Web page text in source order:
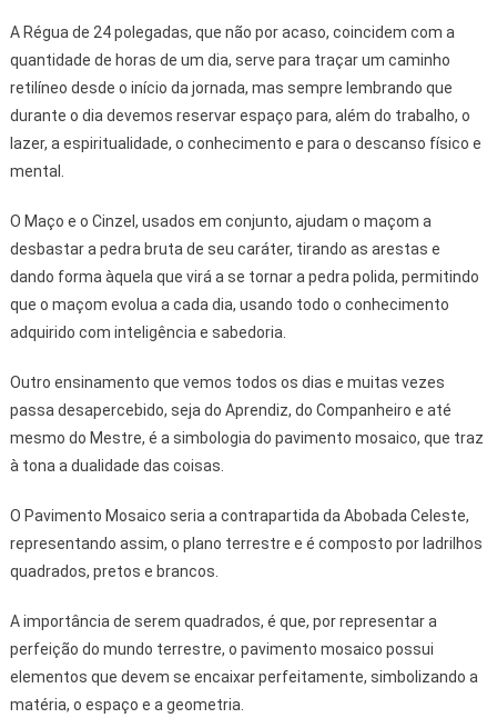
A Régua de 24 polegadas, que não por acaso, coincidem com a
quantidade de horas de um dia, serve para traçar um caminho
retilíneo desde o início da jornada, mas sempre lembrando que
durante o dia devemos reservar espaço para, além do trabalho, o
lazer, a espiritualidade, o conhecimento e para o descanso físico e
mental.
O Maço e o Cinzel, usados em conjunto, ajudam o maçom a
desbastar a pedra bruta de seu caráter, tirando as arestas e
dando forma àquela que virá a se tornar a pedra polida, permitindo
que o maçom evolua a cada dia, usando todo o conhecimento
adquirido com inteligência e sabedoria.
Outro ensinamento que vemos todos os dias e muitas vezes
passa desapercebido, seja do Aprendiz, do Companheiro e até
mesmo do Mestre, é a simbologia do pavimento mosaico, que traz
à tona a dualidade das coisas.
O Pavimento Mosaico seria a contrapartida da Abobada Celeste,
representando assim, o plano terrestre e é composto por ladrilhos
quadrados, pretos e brancos.
A importância de serem quadrados, é que, por representar a
perfeição do mundo terrestre, o pavimento mosaico possui
elementos que devem se encaixar perfeitamente, simbolizando a
matéria, o espaço e a geometria.